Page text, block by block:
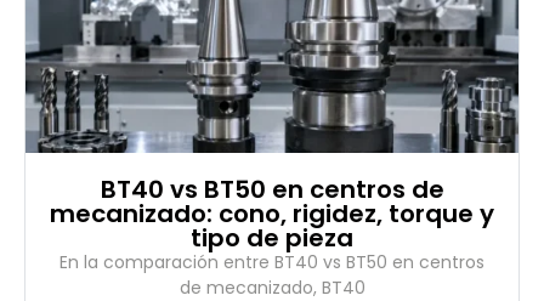
BT40 vs BT50 en centros de
mecanizado: cono, rigidez, torque y
tipo de pieza
En la comparación entre BT40 vs BT50 en centros
de mecanizado, BT40